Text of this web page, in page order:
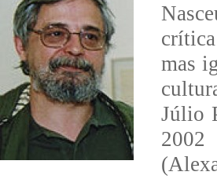
mas
Júlio
2002